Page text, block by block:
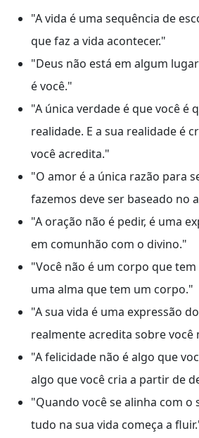
"A vida é uma sequência de
que faz a vida acontecer."
"Deus não está em algum
é você."
"A única verdade é que você é
realidade. E a sua realidade é
você acredita."
"O amor é a única razão para
fazemos deve ser baseado no
"A oração não é pedir, é uma
em comunhão com o divino."
"Você não é um corpo que tem
uma alma que tem um corpo."
"A sua vida é uma expressão
realmente acredita sobre você
"A felicidade não é algo que
algo que você cria a partir de
"Quando você se alinha com o
tudo na sua vida começa a